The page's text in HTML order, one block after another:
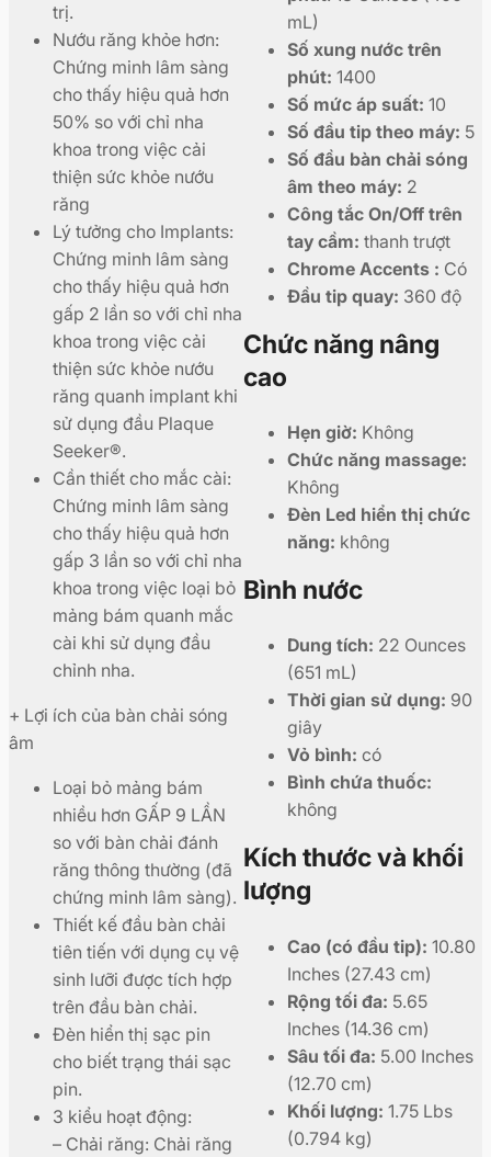
trị.
Nướu răng khỏe hơn:
Chứng minh lâm sàng
cho thấy hiệu quả hơn
50% so với chỉ nha
khoa trong việc cải
thiện sức khỏe nướu
răng
Lý tưởng cho Implants:
Chứng minh lâm sàng
cho thấy hiệu quả hơn
gấp 2 lần so với chỉ nha
khoa trong việc cải
thiện sức khỏe nướu
răng quanh implant khi
sử dụng đầu Plaque
Seeker®.
Cần thiết cho mắc cài:
Chứng minh lâm sàng
cho thấy hiệu quả hơn
gấp 3 lần so với chỉ nha
khoa trong việc loại bỏ
mảng bám quanh mắc
cài khi sử dụng đầu
chỉnh nha.
+ Lợi ích của bàn chải sóng
âm
Loại bỏ mảng bám
nhiều hơn GẤP 9 LẦN
so với bàn chải đánh
răng thông thường (đã
chứng minh lâm sàng).
Thiết kế đầu bàn chải
tiên tiến với dụng cụ vệ
sinh lưỡi được tích hợp
trên đầu bàn chải.
Đèn hiển thị sạc pin
cho biết trạng thái sạc
pin.
3 kiểu hoạt động:
– Chải răng: Chải răng
mL)
Số xung nước trên
phút: 1400
Số mức áp suất: 10
Số đầu tip theo máy: 5
Số đầu bàn chải sóng
âm theo máy: 2
Công tắc On/Off trên
tay cầm: thanh trượt
Chrome Accents : Có
Đầu tip quay: 360 độ
Chức năng nâng
cao
Hẹn giờ: Không
Chức năng massage:
Không
Đèn Led hiển thị chức
năng: không
Bình nước
Dung tích: 22 Ounces
(651 mL)
Thời gian sử dụng: 90
giây
Vỏ bình: có
Bình chứa thuốc:
không
Kích thước và khối
lượng
Cao (có đầu tip): 10.80
Inches (27.43 cm)
Rộng tối đa: 5.65
Inches (14.36 cm)
Sâu tối đa: 5.00 Inches
(12.70 cm)
Khối lượng: 1.75 Lbs
(0.794 kg)